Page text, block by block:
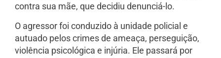
contra sua mãe, que decidiu denunciá-lo.
O agressor foi conduzido à unidade policial e
autuado pelos crimes de ameaça, perseguição,
violência psicológica e injúria. Ele passará por